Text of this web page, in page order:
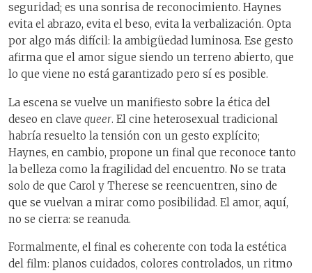
seguridad; es una sonrisa de reconocimiento. Haynes
evita el abrazo, evita el beso, evita la verbalización. Opta
por algo más difícil: la ambigüedad luminosa. Ese gesto
afirma que el amor sigue siendo un terreno abierto, que
lo que viene no está garantizado pero sí es posible.
La escena se vuelve un manifiesto sobre la ética del
deseo en clave queer. El cine heterosexual tradicional
habría resuelto la tensión con un gesto explícito;
Haynes, en cambio, propone un final que reconoce tanto
la belleza como la fragilidad del encuentro. No se trata
solo de que Carol y Therese se reencuentren, sino de
que se vuelvan a mirar como posibilidad. El amor, aquí,
no se cierra: se reanuda.
Formalmente, el final es coherente con toda la estética
del film: planos cuidados, colores controlados, un ritmo